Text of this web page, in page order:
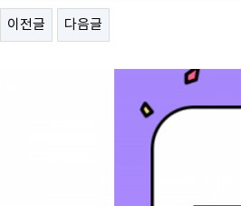
이전글 다음글